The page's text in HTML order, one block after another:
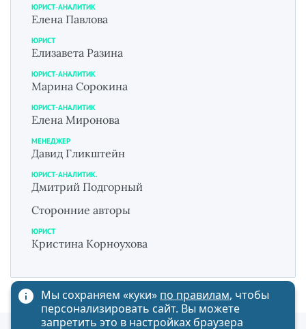
ЮРИСТ-АНАЛИТИК
Елена Павлова
ЮРИСТ
Елизавета Разина
ЮРИСТ-АНАЛИТИК
Марина Сорокина
ЮРИСТ-АНАЛИТИК
Елена Миронова
МЕНЕДЖЕР
Давид Гликштейн
ЮРИСТ-АНАЛИТИК.
Дмитрий Подгорный
Сторонние авторы
ЮРИСТ
Кристина Корноухова
Мы сохраняем «куки» по правилам, чтобы
персонализировать сайт. Вы можете
запретить это в настройках браузера